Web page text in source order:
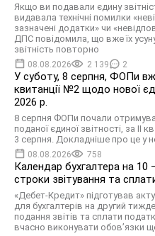
Якщо ви подавали єдину
видавала технічні помилки
зазначені додатки» чи
ДПС повідомила, що вже їх
звітність повторно
08.08.2026 2 139 2
У суботу, 8 серпня, ФОПи
квитанції №2 щодо нової
2026 р.
8 серпня ФОПи почали
поданої єдиної звітності, за ІІ
3 серпня. Докладніше про це у
08.08.2026 758
Календар бухгалтера на 10
строки звітування та
«Дебет-Кредит» підготував
для бухгалтерів на другий
подання звітів та сплати
вчасно виконувати обов’язки